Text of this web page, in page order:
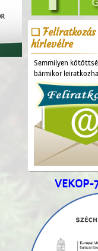
Felíratkozás
hírlevélre
Semmilyen
bármikor
VEKOP-